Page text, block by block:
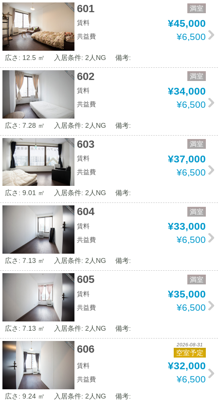
601 満室
賃料 ¥45,000
共益費 ¥6,500
広さ: 12.5 ㎡ 入居条件: 2人NG 備考:
602 満室
賃料 ¥34,000
共益費 ¥6,500
広さ: 7.28 ㎡ 入居条件: 2人NG 備考:
603 満室
賃料 ¥37,000
共益費 ¥6,500
広さ: 9.01 ㎡ 入居条件: 2人NG 備考:
604 満室
賃料 ¥33,000
共益費 ¥6,500
広さ: 7.13 ㎡ 入居条件: 2人NG 備考:
605 満室
賃料 ¥35,000
共益費 ¥6,500
広さ: 7.13 ㎡ 入居条件: 2人NG 備考:
606 2026-08-31
空室予定
賃料 ¥32,000
共益費 ¥6,500
広さ: 9.24 ㎡ 入居条件: 2人NG 備考: